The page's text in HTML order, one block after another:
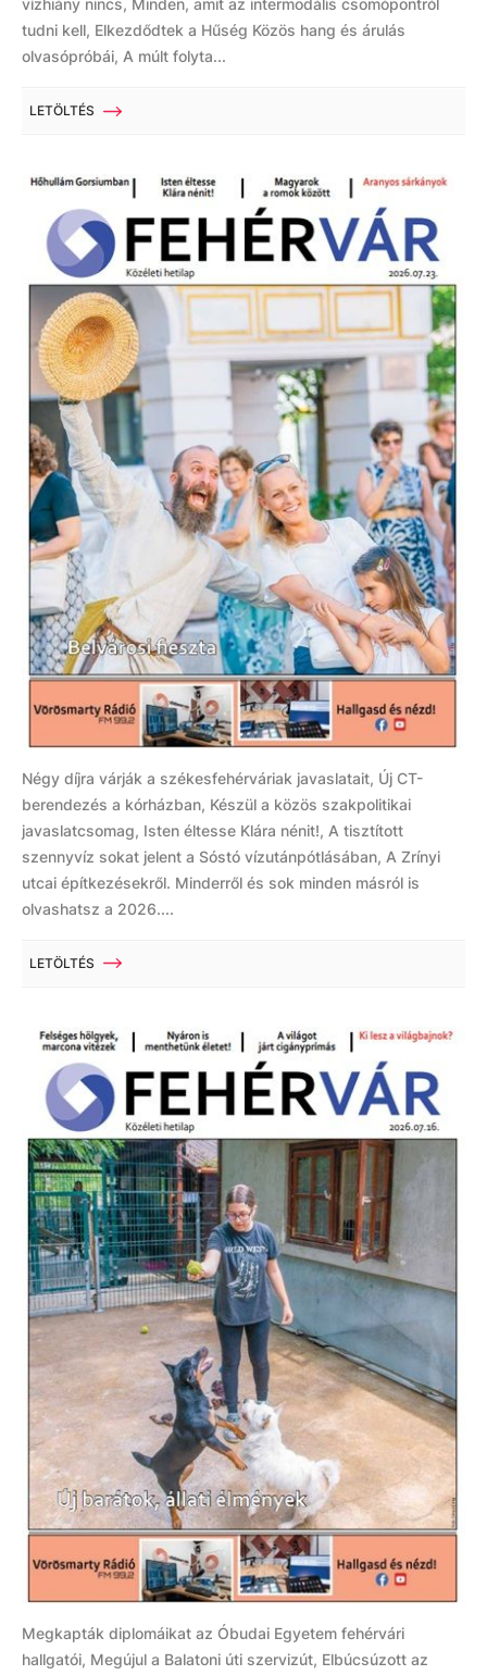
vízhiány nincs, Minden, amit az intermodális csomópontról
tudni kell, Elkezdődtek a Hűség Közös hang és árulás
olvasópróbái, A múlt folyta...
LETÖLTÉS
Négy díjra várják a székesfehérváriak javaslatait, Új CT-
berendezés a kórházban, Készül a közös szakpolitikai
javaslatcsomag, Isten éltesse Klára nénit!, A tisztított
szennyvíz sokat jelent a Sóstó vízutánpótlásában, A Zrínyi
utcai építkezésekről. Minderről és sok minden másról is
olvashatsz a 2026....
LETÖLTÉS
Megkapták diplomáikat az Óbudai Egyetem fehérvári
hallgatói, Megújul a Balatoni úti szervizút, Elbúcsúzott az